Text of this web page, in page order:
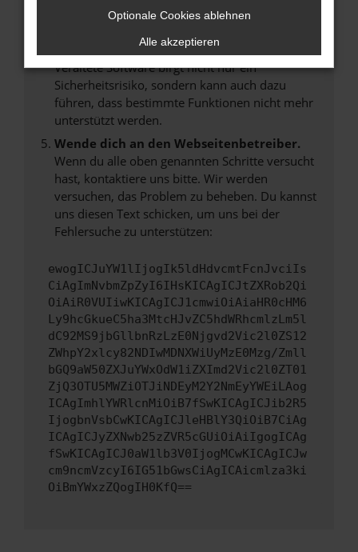
Stelle sicher, dass dein Browser und dein
Veraltete Software birgt nicht nur ein
Sicherheitsrisiko, sondern kann auch dazu
führen, dass bestimmte Funktionen nicht mehr
unterstützt werden.
Wende dich an den Webseitenbetreiber.
Wenn du alle oben genannten Schritte versucht
hast, kontaktiere uns bitte. Wir werden
versuchen, das Problem zu beheben. Du kannst
uns diesen Text schicken, um uns bei der
Fehlersuche zu unterstützen:
ewogICJuYW1lIjogIk5ldHdvcmtFcnJvciIs
CiAgImNvbmZpZyI6IHsKICAgICJtZXRob2Qi
OiAiR0VUIiwKICAgICJ1cmwiOiAiaHR0cHM6
Ly9hcGkueC5ha3MtcHJvZC5hdWRhcmlzLm5l
dC92MS9jbGllbnRzLzE0Njgvd2Vic2l0ZS12
ZWhpY2xlcy82NDIwMDNXWiUyMzE0Mzg/Zmll
bGQ9aW50ZXJuYWxOdW1iZXImd2Vic2l0ZT01
ZjQ3OTU5MWZiOTJiNDEyM2Y2NmEyYWEiLAog
ICAgImhlYWRlcnMiOiB7fSwKICAgICJib2R5
IjogbnVsbCwKICAgICJleHBlY3QiOiB7CiAg
ICAgICJyZXNwb25zZVR5cGUiOiAiIgogICAg
fSwKICAgICJ0aW1lb3V0IjogMCwKICAgICJw
cm9ncmVzcyI6IG51bGwsCiAgICAicmlza3ki
OiBmYWxzZQogIH0KfQ==
Optionale Cookies ablehnen
Alle akzeptieren